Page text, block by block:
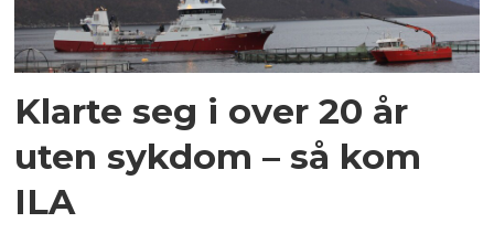
Klarte seg i over 20 år
uten sykdom – så kom
ILA